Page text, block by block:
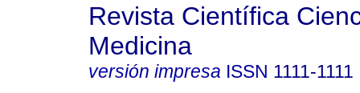
Revista Científica
Medicina
versión impresa ISSN 1111-1111